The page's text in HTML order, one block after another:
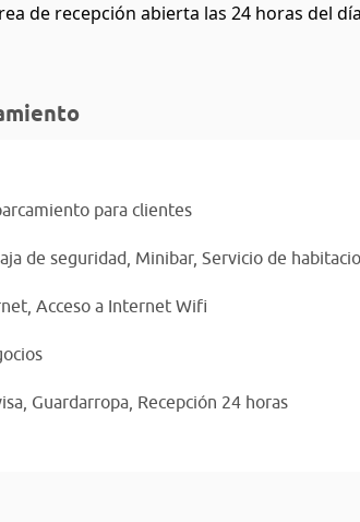
de recepción abierta las 24 horas del
para clientes
de seguridad, Minibar, Servicio de
Acceso a Internet Wifi
Guardarropa, Recepción 24 horas